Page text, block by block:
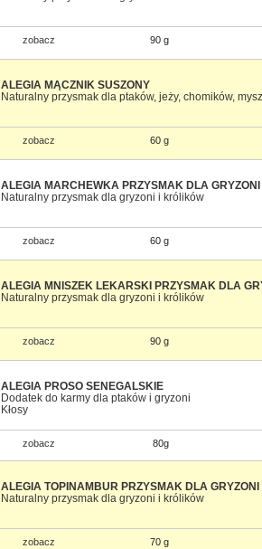
zobacz 90 g
ALEGIA MĄCZNIK SUSZONY
Naturalny przysmak dla ptaków, jeży, chomików,
zobacz 60 g
ALEGIA MARCHEWKA PRZYSMAK DLA
Naturalny przysmak dla gryzoni i królików
zobacz 60 g
ALEGIA MNISZEK LEKARSKI PRZYSMAK DLA
Naturalny przysmak dla gryzoni i królików
zobacz 90 g
ALEGIA PROSO SENEGALSKIE
Dodatek do karmy dla ptaków i gryzoni
Kłosy
zobacz 80g
ALEGIA TOPINAMBUR PRZYSMAK DLA
Naturalny przysmak dla gryzoni i królików
zobacz 70 g